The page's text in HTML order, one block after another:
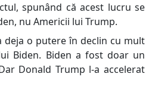
spunând că acest lucru se
nu Americii lui Trump.
deja o putere în declin cu mult
Biden. Biden a fost doar un
Donald Trump l-a accelerat